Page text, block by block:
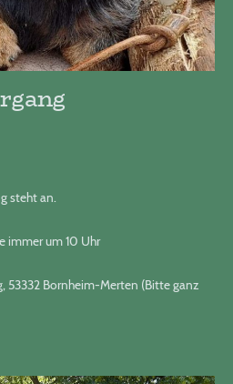
steht an.
immer um 10 Uhr
53332 Bornheim-Merten (Bitte ganz